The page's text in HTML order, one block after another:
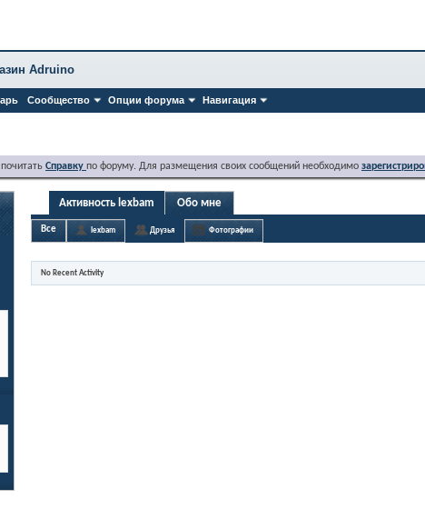
Сообщество Опции форума Навигация
Adruino
Справку по форуму. Для размещения своих сообщений необходимо
Активность lexbam Обо мне
Все lexbam Друзья Фотографии
No Recent Activity